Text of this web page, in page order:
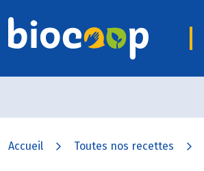
Accueil Toutes nos recettes